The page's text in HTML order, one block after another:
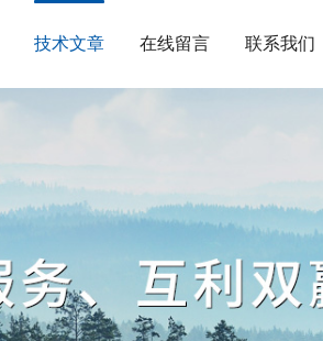
技术文章 在线留言 联系我们